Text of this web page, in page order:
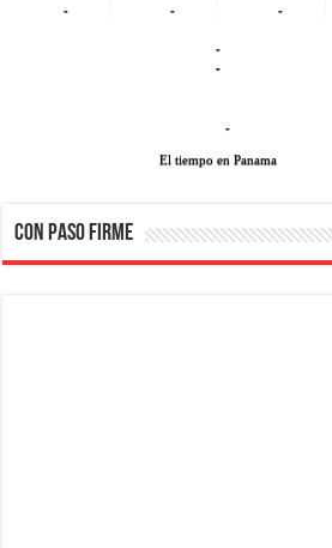
- - -
-
-
-
El tiempo en Panama
CON PASO FIRME